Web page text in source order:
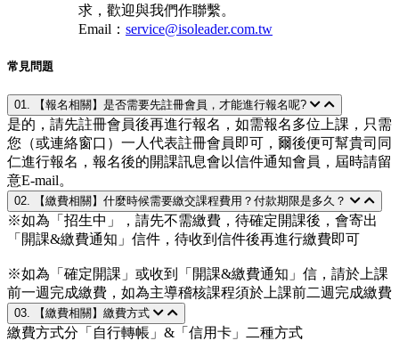
求，歡迎與我們作聯繫。
Email： service@isoleader.com.tw
常見問題
01. 【報名相關】是否需要先註冊會員，才能進行報名呢?
是的，請先註冊會員後再進行報名，如需報名多位上課，只需
您（或連絡窗口）一人代表註冊會員即可，爾後便可幫貴司同
仁進行報名，報名後的開課訊息會以信件通知會員，屆時請留
意E-mail。
02. 【繳費相關】什麼時候需要繳交課程費用？付款期限是多久？
※如為「招生中」，請先不需繳費，待確定開課後，會寄出
「開課&繳費通知」信件，待收到信件後再進行繳費即可
※如為「確定開課」或收到「開課&繳費通知」信，請於上課
前一週完成繳費，如為主導稽核課程須於上課前二週完成繳費
03. 【繳費相關】繳費方式
繳費方式分「自行轉帳」&「信用卡」二種方式